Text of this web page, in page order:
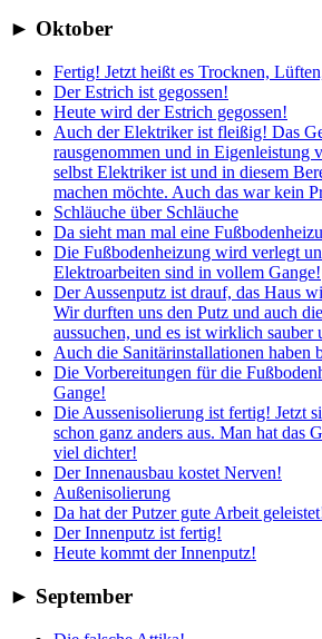
► Oktober
Fertig! Jetzt heißt es Trocknen,
Der Estrich ist gegossen!
Heute wird der Estrich gegossen!
Auch der Elektriker ist fleißig! Das
rausgenommen und in Eigenleistung
selbst Elektriker ist und in diesem
machen möchte. Auch das war kein
Schläuche über Schläuche
Da sieht man mal eine
Die Fußbodenheizung wird verlegt
Elektroarbeiten sind in vollem Gange!
Der Aussenputz ist drauf, das Haus
Wir durften uns den Putz und auch
aussuchen, und es ist wirklich
Auch die Sanitärinstallationen haben
Die Vorbereitungen für die
Gange!
Die Aussenisolierung ist fertig! Jetzt
schon ganz anders aus. Man hat das
viel dichter!
Der Innenausbau kostet Nerven!
Außenisolierung
Da hat der Putzer gute Arbeit
Der Innenputz ist fertig!
Heute kommt der Innenputz!
► September